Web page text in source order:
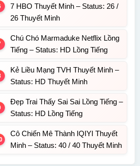
7 HBO Thuyết Minh – Status: 26 /
26 Thuyết Minh
Chú Chó Marmaduke Netflix Lồng
Tiếng – Status: HD Lồng Tiếng
Kẻ Liều Mạng TVH Thuyết Minh –
Status: HD Thuyết Minh
Đẹp Trai Thấy Sai Sai Lồng Tiếng –
Status: HD Lồng Tiếng
Cô Chiến Mê Thành IQIYI Thuyết
Minh – Status: 40 / 40 Thuyết Minh